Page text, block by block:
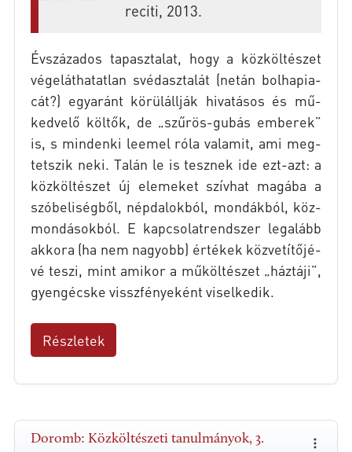
re­citi, 2013.
Év­szá­za­dos ta­pasz­ta­lat, hogy a köz­köl­té­szet
vé­ge­lát­ha­tat­lan svéd­asz­ta­lát (ne­tán bol­ha­pi­a­
cát?) egy­aránt kö­rül­áll­ják hi­va­tá­sos és mű­
ked­ve­lő köl­tők, de „szűrös-gubás em­be­rek”
is, s min­den­ki le­emel róla va­la­mit, ami meg­
tet­szik neki. Ta­lán le is tesz­nek ide ezt-azt: a
köz­köl­té­szet új ele­me­ket szív­hat ma­gá­ba a
szó­be­li­ség­ből, nép­da­lok­ból, mon­dák­ból, köz­
mon­dá­sok­ból. E kap­cso­lat­rend­szer leg­alább
ak­ko­ra (ha nem na­gyobb) ér­té­kek köz­ve­tí­tő­jé­
vé te­szi, mint ami­kor a mű­köl­té­szet „ház­tá­ji”,
gyen­gécs­ke vissz­fé­nye­ként vi­sel­ke­dik.
Részletek
Doromb: Közköltészeti tanulmányok, 3.